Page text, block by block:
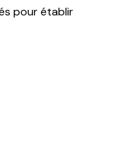
pour établir